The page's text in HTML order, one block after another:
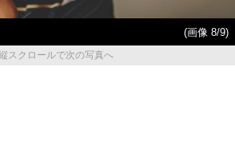
(画像 8/9)
スクロールで次の写真へ